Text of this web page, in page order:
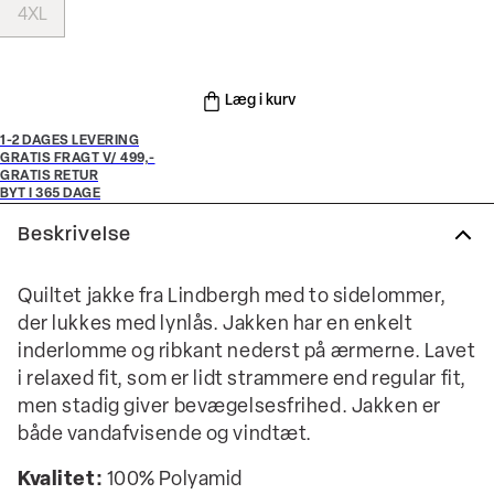
4XL
Læg i kurv
1-2 DAGES LEVERING
GRATIS FRAGT V/ 499,-
GRATIS RETUR
BYT I 365 DAGE
Beskrivelse
Quiltet jakke fra Lindbergh med to sidelommer,
der lukkes med lynlås. Jakken har en enkelt
inderlomme og ribkant nederst på ærmerne. Lavet
i relaxed fit, som er lidt strammere end regular fit,
men stadig giver bevægelsesfrihed. Jakken er
både vandafvisende og vindtæt.
Kvalitet: 100% Polyamid